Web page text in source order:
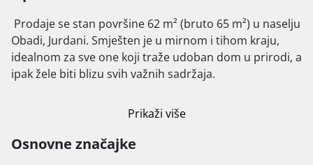
Obadi, Jurdani. Smješten je u mirnom i tihom kraju,
idealnom za sve one koji traže udoban dom u prirodi, a
ipak žele biti blizu svih važnih sadržaja.
Stan je udaljen samo 5 minuta vožnje autom od brze
Opatijom i ostalim većim mjestima u okolici.
Prikaži više
Osnovne značajke